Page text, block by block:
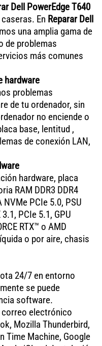
Dell PowerEdge T640
En Reparar Dell
una amplia gama de
de problemas
más comunes
hardware
problemas
de tu ordenador, sin
no enciende o
base, lentitud ,
de conexión LAN,
hardware, placa
RAM DDR3 DDR4
NVMe PCIe 5.0, PSU
PCIe 5.1, GPU
RTX™ o AMD
o por aire, chasis
24/7 en entorno
se puede
software.
correo electrónico
Mozilla Thunderbird,
Time Machine, Google